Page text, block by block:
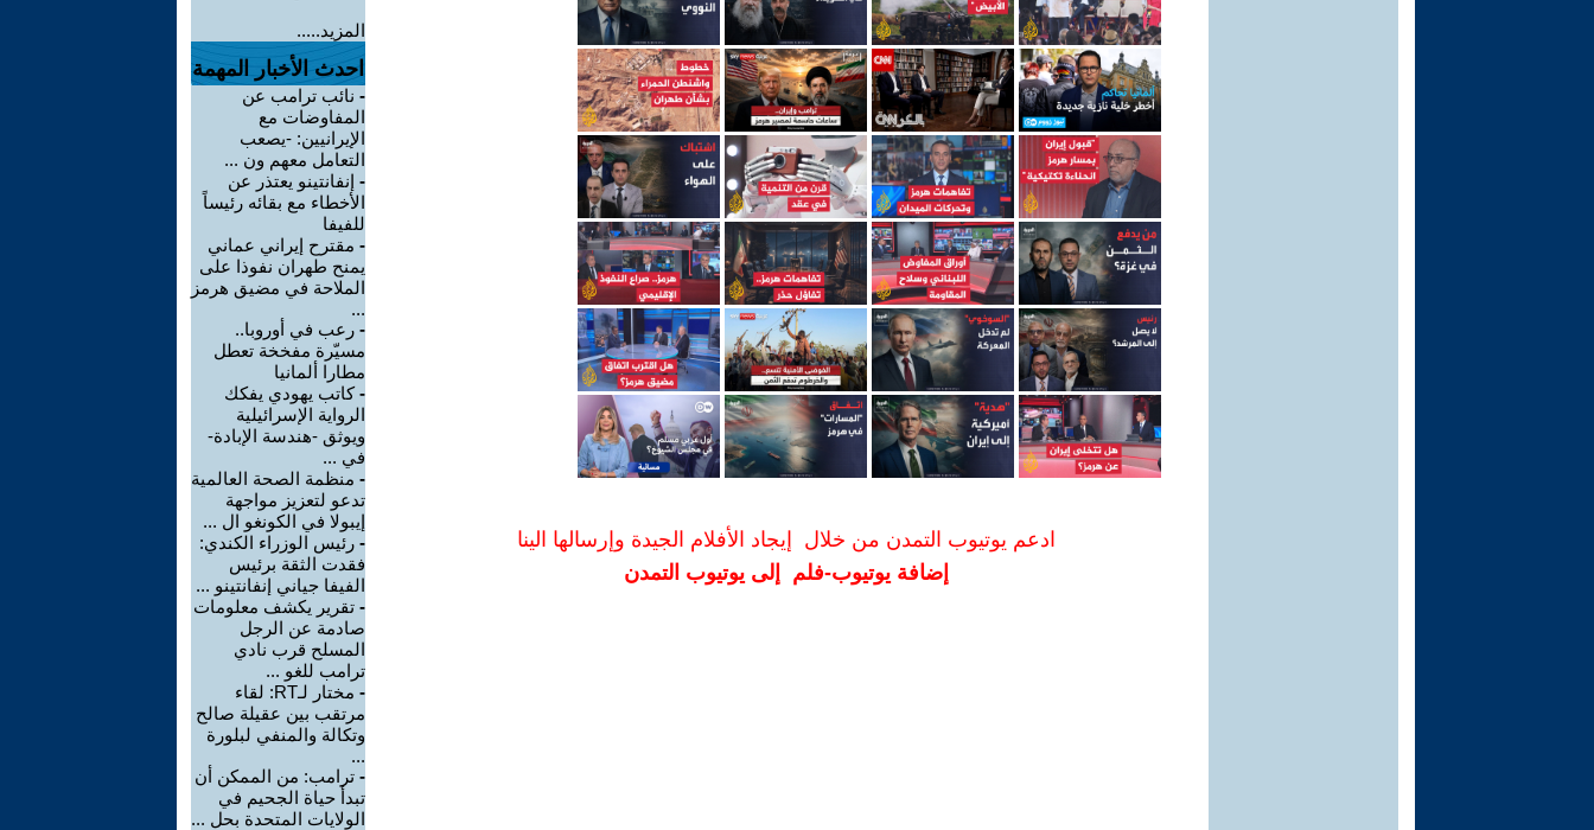
ادعم يوتيوب التمدن من خلال إيجاد الأفلام الجيدة وإرسالها الينا
إضافة يوتيوب-فلم إلى يوتيوب التمدن
المزيد.....
احدث الأخبار المهمة
- نائب ترامب عن
المفاوضات مع
الإيرانيين: -يصعب
التعامل معهم ون ...
- إنفانتينو يعتذر عن
الأخطاء مع بقائه رئيساً
للفيفا
- مقترح إيراني عماني
يمنح طهران نفوذا على
الملاحة في مضيق هرمز
...
- رعب في أوروبا..
مسيّرة مفخخة تعطل
مطارا ألمانيا
-كاتب يهودي يفكك
الرواية الإسرائيلية
ويوثق -هندسة الإبادة-
في ...
- منظمة الصحة العالمية
تدعو لتعزيز مواجهة
إيبولا في الكونغو ال ...
- رئيس الوزراء الكندي:
فقدت الثقة برئيس
الفيفا جياني إنفانتينو ...
- تقرير يكشف معلومات
صادمة عن الرجل
المسلح قرب نادي
ترامب للغو ...
-
مختار لـRT: لقاء
مرتقب بين عقيلة صالح
وتكالة والمنفي لبلورة
...
- ترامب: من الممكن أن
تبدأ حياة الجحيم في
الولايات المتحدة بحل ...